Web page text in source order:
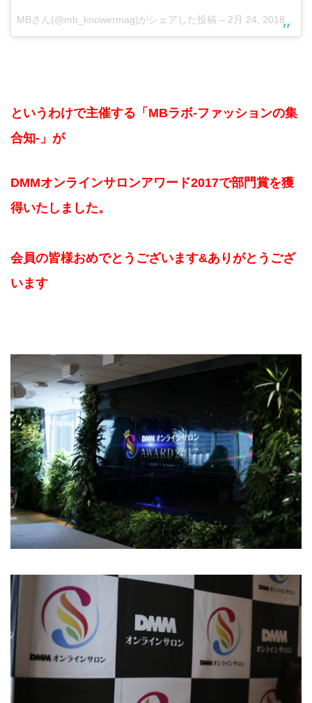
MBさん(@mb_knowermag)がシェアした投稿 – 2月 24, 2018 at 2:30午前 PST
というわけで主催する「MBラボ-ファッションの集
合知-」が
DMMオンラインサロンアワード2017で部門賞を獲
得いたしました。
会員の皆様おめでとうございます&ありがとうござ
います